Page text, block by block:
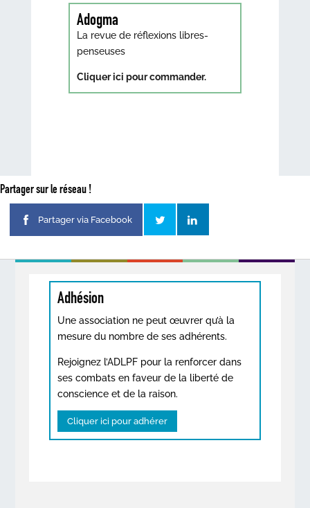
Adogma
La revue de réflexions libres-
penseuses
Cliquer ici pour commander.
Partager sur le réseau !
Partager via Facebook
Adhésion
Une association ne peut œuvrer qu’à la
mesure du nombre de ses adhérents.
Rejoignez l’ADLPF pour la renforcer dans
ses combats en faveur de la liberté de
conscience et de la raison.
Cliquer ici pour adhérer